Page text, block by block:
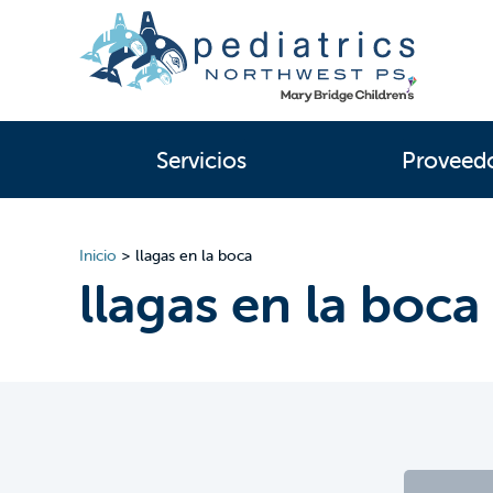
Servicios
Inicio > llagas en la boca
llagas en la boca